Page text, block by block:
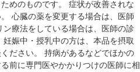
めのものです。 症状が改善されな
心臓の薬を変更する場合は、医師
療法をしている場合は、医師の診
娠中・授乳中の方は、本品を摂取
ださい。 持病があるなどでほかの
前に専門医やかかりつけの医師に相